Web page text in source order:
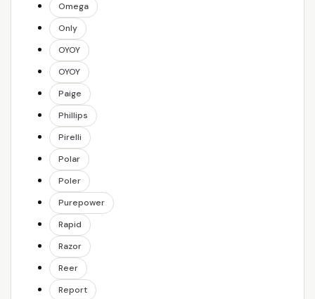
Omega
Only
OYOY
OYOY
Paige
Phillips
Pirelli
Polar
Poler
Purepower
Rapid
Razor
Reer
Report